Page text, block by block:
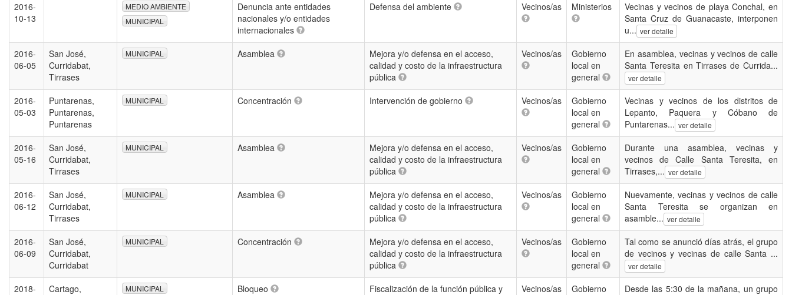
2016-
10-13
MEDIO AMBIENTE
MUNICIPAL
Denuncia ante entidades
nacionales y/o entidades
internacionales
Defensa del ambiente Vecinos/as Ministerios
Vecinas y vecinos de playa Conchal, en
Santa Cruz de Guanacaste, interponen
u... ver detalle
2016-
06-05
San José,
Curridabat,
Tirrases
MUNICIPAL Asamblea
Mejora y/o defensa en el acceso,
calidad y costo de la infraestructura
pública
Vecinos/as
Gobierno
local en
general
En asamblea, vecinas y vecinos de calle
Santa Teresita en Tirrases de Currida...
ver detalle
2016-
05-03
Puntarenas,
Puntarenas,
Puntarenas
MUNICIPAL Concentración Intervención de gobierno Vecinos/as
Gobierno
local en
general
Vecinas y vecinos de los distritos de
Lepanto, Paquera y Cóbano de
Puntarenas... ver detalle
2016-
05-16
San José,
Curridabat,
Tirrases
MUNICIPAL Asamblea
Mejora y/o defensa en el acceso,
calidad y costo de la infraestructura
pública
Vecinos/as
Gobierno
local en
general
Durante una asamblea, vecinas y
vecinos de Calle Santa Teresita, en
Tirrases,... ver detalle
2016-
06-12
San José,
Curridabat,
Tirrases
MUNICIPAL Asamblea
Mejora y/o defensa en el acceso,
calidad y costo de la infraestructura
pública
Vecinos/as
Gobierno
local en
general
Nuevamente, vecinas y vecinos de calle
Santa Teresita se organizan en
asamble... ver detalle
2016-
06-09
San José,
Curridabat,
Curridabat
MUNICIPAL Concentración
Mejora y/o defensa en el acceso,
calidad y costo de la infraestructura
pública
Vecinos/as
Gobierno
local en
general
Tal como se anunció días atrás, el grupo
de vecinos y vecinas de calle Santa ...
ver detalle
2018-
Cartago,
MUNICIPAL Bloqueo
Fiscalización de la función pública y
Vecinos/as
Gobierno
Desde las 5:30 de la mañana, un grupo